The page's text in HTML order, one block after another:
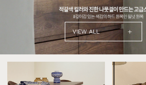
VIEW ALL +